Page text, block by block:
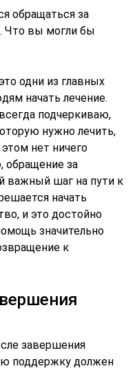
обращаться за
Что вы могли бы
одни из главных
начать лечение.
подчеркиваю,
нужно лечить,
нет ничего
за
шаг на пути к
начать
и это достойно
значительно
к
завершения
поддержку должен